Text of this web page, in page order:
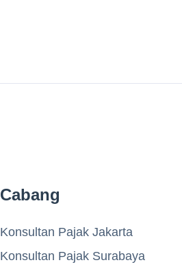
Cabang
Konsultan Pajak Jakarta
Konsultan Pajak Surabaya